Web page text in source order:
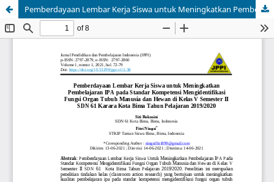
Pemberdayaan Lembar Kerja Siswa untuk Meningkatkan Pembelajaran IPA pada Standar Kompetensi Mengidentifikasi Fungsi Organ Tubuh Manusia dan Hewan di Kelas V Semester II SDN 61 Karara Kota Bima Tahun Pelajaran 2019/2020